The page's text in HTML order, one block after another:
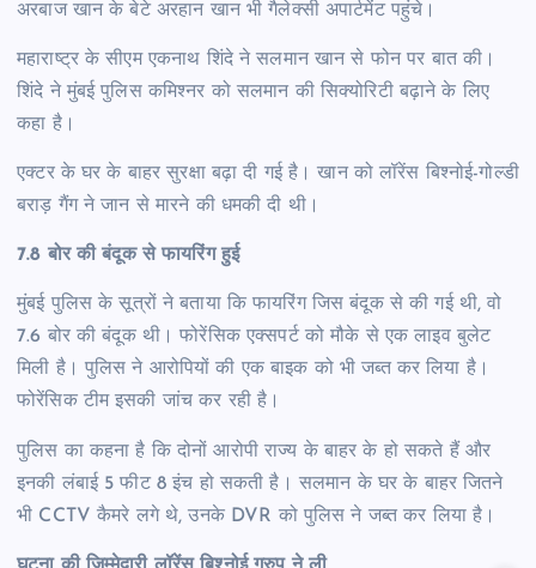
अरबाज खान के बेटे अरहान खान भी गैलेक्सी अपार्टमेंट पहुंचे।
महाराष्ट्र के सीएम एकनाथ शिंदे ने सलमान खान से फोन पर बात की।
शिंदे ने मुंबई पुलिस कमिश्नर को सलमान की सिक्योरिटी बढ़ाने के लिए
कहा है।
एक्टर के घर के बाहर सुरक्षा बढ़ा दी गई है। खान को लॉरेंस बिश्नोई-गोल्डी
बराड़ गैंग ने जान से मारने की धमकी दी थी।
7.8 बोर की बंदूक से फायरिंग हुई
मुंबई पुलिस के सूत्रों ने बताया कि फायरिंग जिस बंदूक से की गई थी, वो
7.6 बोर की बंदूक थी। फोरेंसिक एक्सपर्ट को मौके से एक लाइव बुलेट
मिली है। पुलिस ने आरोपियों की एक बाइक को भी जब्त कर लिया है।
फोरेंसिक टीम इसकी जांच कर रही है।
पुलिस का कहना है कि दोनों आरोपी राज्य के बाहर के हो सकते हैं और
इनकी लंबाई 5 फीट 8 इंच हो सकती है। सलमान के घर के बाहर जितने
भी CCTV कैमरे लगे थे, उनके DVR को पुलिस ने जब्त कर लिया है।